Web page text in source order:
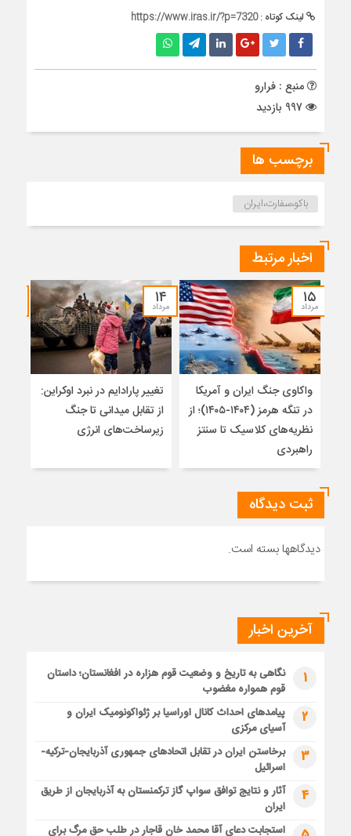
لینک کوتاه :https://www.iras.ir/?p=7320
منبع : فرارو
برچسب ها
باکو،سفارت،ایران
اخبار مرتبط
۱۵
مرداد
واکاوی جنگ ایران و آمریکا
در تنگه هرمز (۱۴۰۴-۱۴۰۵)؛ از
نظریه‌های کلاسیک تا سنتز
راهبردی
۱۴
مرداد
تغییر پارادایم در نبرد اوکراین:
از تقابل میدانی تا جنگ
زیرساخت‌های انرژی
ثبت دیدگاه
دیدگاهها بسته است.
آخرین اخبار
1
نگاهی به تاریخ و وضعیت قوم هزاره در افغانستان؛ داستان
قوم همواره مغضوب
2
پیامدهای احداث کانال اوراسیا بر ژئواکونومیک ایران و
آسیای مرکزی
3
برخاستن ایران در تقابل اتحادهای جمهوری آذربایجان-ترکیه-
اسرائیل
4
آثار و نتایج توافق سواپ گاز ترکمنستان به آذربایجان از طریق
ایران
استجابت دعای آقا محمد خان قاجار در طلب حق مرگ برای